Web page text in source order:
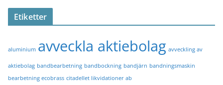
Etiketter
aluminium avveckla aktiebolag avveckling av
aktiebolag bandbearbetning bandbockning bandjärn bandningsmaskin
bearbetning ecobrass citadellet likvidationer ab